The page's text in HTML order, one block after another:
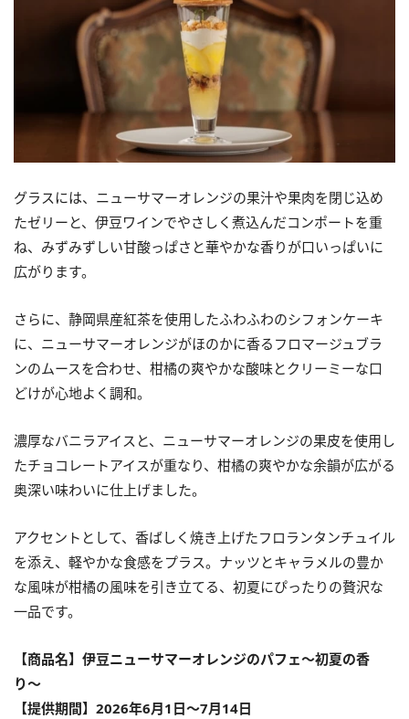
グラスには、ニューサマーオレンジの果汁や果肉を閉じ込め
たゼリーと、伊豆ワインでやさしく煮込んだコンポートを重
ね、みずみずしい甘酸っぱさと華やかな香りが口いっぱいに
広がります。
さらに、静岡県産紅茶を使用したふわふわのシフォンケーキ
に、ニューサマーオレンジがほのかに香るフロマージュブラ
ンのムースを合わせ、柑橘の爽やかな酸味とクリーミーな口
どけが心地よく調和。
濃厚なバニラアイスと、ニューサマーオレンジの果皮を使用し
たチョコレートアイスが重なり、柑橘の爽やかな余韻が広がる
奥深い味わいに仕上げました。
アクセントとして、香ばしく焼き上げたフロランタンチュイル
を添え、軽やかな食感をプラス。ナッツとキャラメルの豊か
な風味が柑橘の風味を引き立てる、初夏にぴったりの贅沢な
一品です。
【商品名】伊豆ニューサマーオレンジのパフェ〜初夏の香
り〜
【提供期間】2026年6月1日〜7月14日